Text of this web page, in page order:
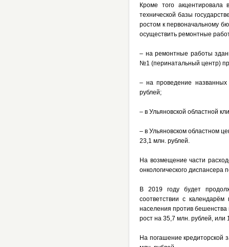
Кроме того
технической базы
ростом к первоначальному
осуществить ремонтные
– на ремонтные работы
№1 (перинатальный центр)
– на проведение названных
рублей;
– в Ульяновской областной
– в Ульяновском областном
23,1 млн. рублей.
На возмещение части
онкологического
В 2019 году будет
соответствии с
населения против
рост на 35,7 млн. рублей, или
На погашение кредиторской